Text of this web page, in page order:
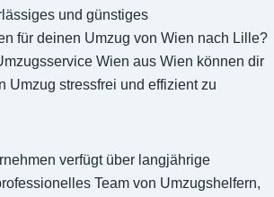
und günstiges
für deinen Umzug von Wien nach Lille?
Wien aus Wien können dir
Umzug stressfrei und effizient zu
verfügt über langjährige
Team von Umzugshelfern,